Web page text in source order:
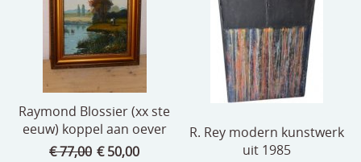
Raymond Blossier (xx ste
eeuw) koppel aan oever
€ 77,00 € 50,00
R. Rey modern kunstwerk
uit 1985